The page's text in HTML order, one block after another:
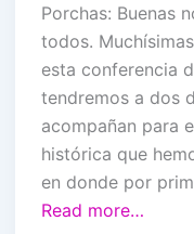
Porchas: Buenas
todos.
esta conferencia
tendremos a dos
acompañan para
histórica que
en donde por
Read more…